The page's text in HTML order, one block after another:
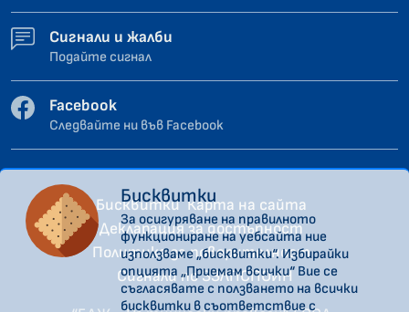
Сигнали и жалби
Подайте сигнал
Facebook
Следвайте ни във Facebook
Бисквитки Карта на сайта
Декларация за достъпност
Политика за поверителност
Сигнали по ЗЗЛПСПОИН
Бисквитки
За осигуряване на правилното
функциониране на уебсайта ние
използваме „бисквитки“. Избирайки
опцията „Приемам всички“ Вие се
съгласявате с ползването на всички
бисквитки в съответствие с